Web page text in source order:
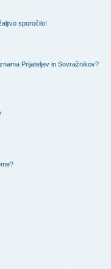
sporočilo!
Prijateljev in Sovražnikov?